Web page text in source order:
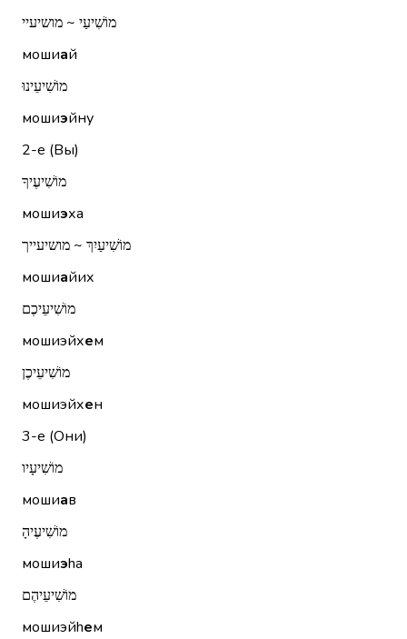
מוֹשִׁיעַי ~ מושיעיי
мошиай
מוֹשִׁיעֵינוּ
мошиэйну
2-е (Вы)
מוֹשִׁיעֶיךָ
мошиэха
מוֹשִׁיעַיִךְ ~ מושיעייך
мошиайих
מוֹשִׁיעֵיכֶם
мошиэйхем
מוֹשִׁיעֵיכֶן
мошиэйхен
3-е (Они)
מוֹשִׁיעָיו
мошиав
מוֹשִׁיעֶיהָ
мошиэhа
מוֹשִׁיעֵיהֶם
мошиэйhем